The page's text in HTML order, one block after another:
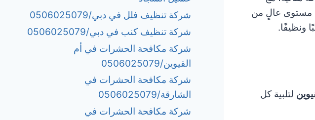
مع مستوى عالٍ من
ونظيفًا.
لتلبية كل
شركة تنظيف فلل في دبي/0506025079
شركة تنظيف كنب في دبي/0506025079
شركة مكافحة الحشرات في أم
القيوين/0506025079
شركة مكافحة الحشرات في
الشارقة/0506025079
شركة مكافحة الحشرات في